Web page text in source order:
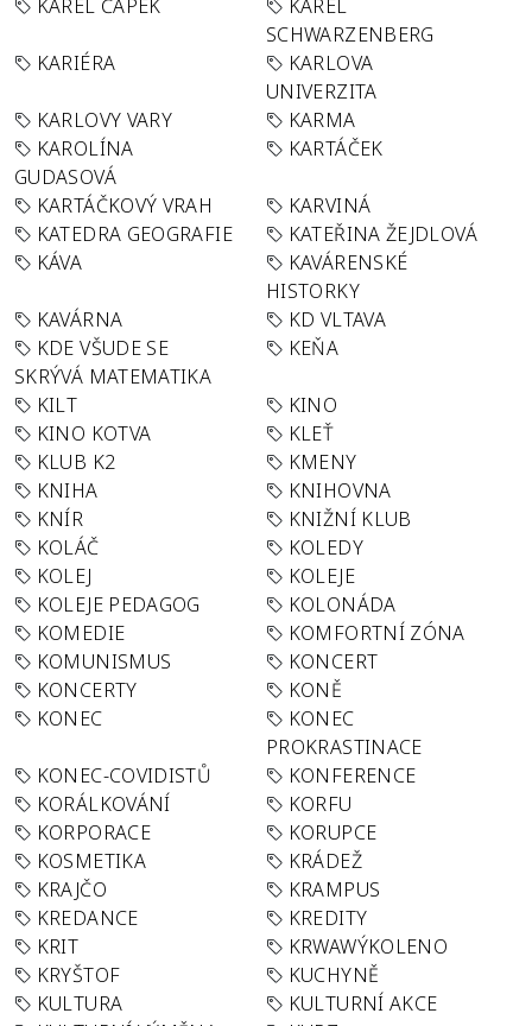
KAREL ČAPEK
KAREL
SCHWARZENBERG
KARIÉRA
KARLOVA
UNIVERZITA
KARLOVY VARY
KARMA
KAROLÍNA
GUDASOVÁ
KARTÁČEK
KARTÁČKOVÝ VRAH
KARVINÁ
KATEDRA GEOGRAFIE
KATEŘINA ŽEJDLOVÁ
KÁVA
KAVÁRENSKÉ
HISTORKY
KAVÁRNA
KD VLTAVA
KDE VŠUDE SE
SKRÝVÁ MATEMATIKA
KEŇA
KILT
KINO
KINO KOTVA
KLEŤ
KLUB K2
KMENY
KNIHA
KNIHOVNA
KNÍR
KNIŽNÍ KLUB
KOLÁČ
KOLEDY
KOLEJ
KOLEJE
KOLEJE PEDAGOG
KOLONÁDA
KOMEDIE
KOMFORTNÍ ZÓNA
KOMUNISMUS
KONCERT
KONCERTY
KONĚ
KONEC
KONEC
PROKRASTINACE
KONEC-COVIDISTŮ
KONFERENCE
KORÁLKOVÁNÍ
KORFU
KORPORACE
KORUPCE
KOSMETIKA
KRÁDEŽ
KRAJČO
KRAMPUS
KREDANCE
KREDITY
KRIT
KRWAWÝKOLENO
KRYŠTOF
KUCHYNĚ
KULTURA
KULTURNÍ AKCE